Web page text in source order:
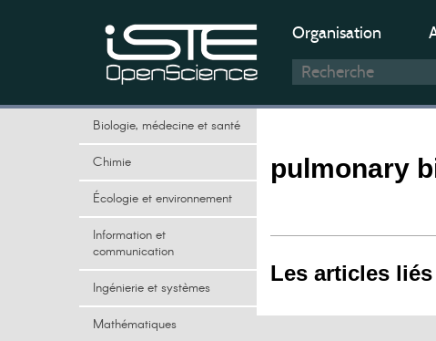
Organisation
Biologie, médecine et santé
Chimie
Écologie et environnement
Information et
communication
Ingénierie et systèmes
Mathématiques
pulmonary
Les articles liés